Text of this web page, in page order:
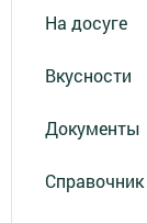
На досуге
Вкусности
Документы
Справочник